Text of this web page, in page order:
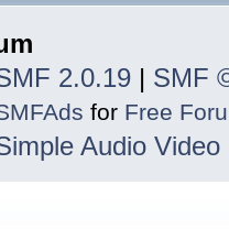
2.0.19| SMF
for Free
Audio